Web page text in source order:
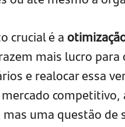
crucial é a
mais lucro para
e realocar essa
competitivo,
uma questão de